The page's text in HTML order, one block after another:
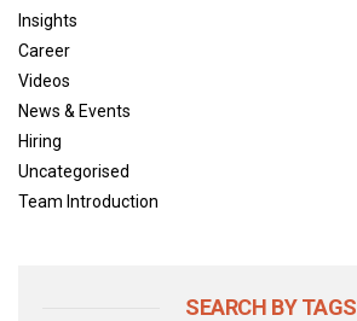
Insights
Career
Videos
News & Events
Hiring
Uncategorised
Team Introduction
SEARCH BY TAGS